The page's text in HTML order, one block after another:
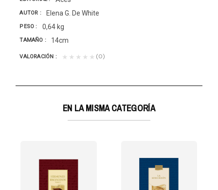
AUTOR Elena G. De White
PESO 0,64 kg
TAMAÑO 14cm
VALORACIÓN ★★★★★ (0)
EN LA MISMA CATEGORÍA
CIELO T/D AZUL